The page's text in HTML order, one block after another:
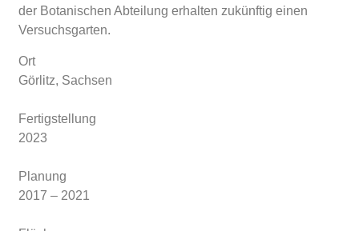
der Botanischen Abteilung erhalten zukünftig einen
Versuchsgarten.
Ort
Görlitz, Sachsen
Fertigstellung
2023
Planung
2017 – 2021